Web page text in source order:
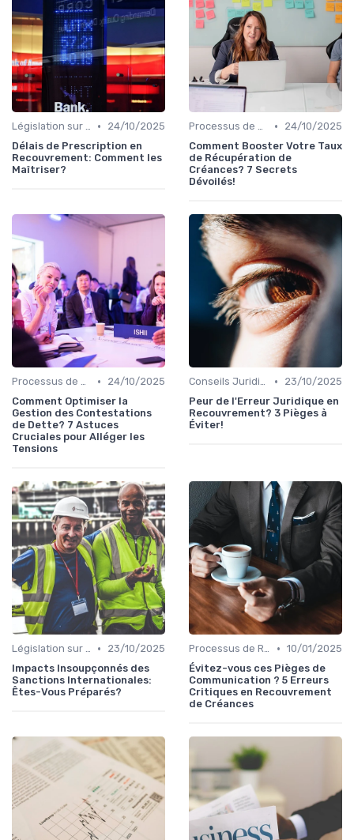
Législation sur le Recouvrement de Créances •
24/10/2025
Délais de Prescription en
Recouvrement: Comment les
Maîtriser?
Processus de Recouvrement •
24/10/2025
Comment Booster Votre Taux
de Récupération de
Créances? 7 Secrets
Dévoilés!
Processus de Recouvrement •
24/10/2025
Comment Optimiser la
Gestion des Contestations
de Dette? 7 Astuces
Cruciales pour Alléger les
Tensions
Conseils Juridiques pour Particuliers •
23/10/2025
Peur de l'Erreur Juridique en
Recouvrement? 3 Pièges à
Éviter!
Législation sur le Recouvrement de Créances •
23/10/2025
Impacts Insoupçonnés des
Sanctions Internationales:
Êtes-Vous Préparés?
Processus de Recouvrement • 10/01/2025
Évitez-vous ces Pièges de
Communication ? 5 Erreurs
Critiques en Recouvrement
de Créances